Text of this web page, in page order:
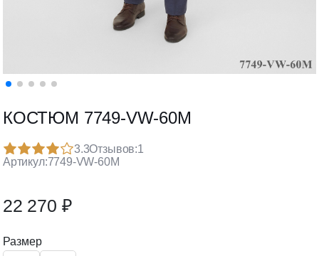
КОСТЮМ 7749-VW-60M
3.3Отзывов:1
Артикул:7749-VW-60M
22 270 ₽
Размер